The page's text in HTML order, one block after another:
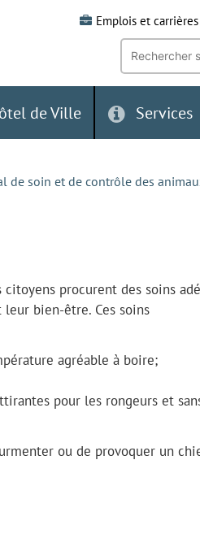
Emplois et carrières
Recherche
mot-
clé:
de Ville Services
de soin et de contrôle des
procurent des soins
bien-être. Ces soins
agréable à boire;
pour les rongeurs et
ou de provoquer un